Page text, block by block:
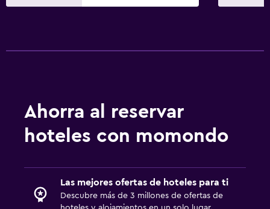
Estacionamiento en la calle
Habitación
Armario o clóset
Ideal para familias
Cuidado de niños o guardería
Ahorra al reservar
hoteles con momondo
Las mejores ofertas de hoteles para ti
Descubre más de 3 millones de ofertas de